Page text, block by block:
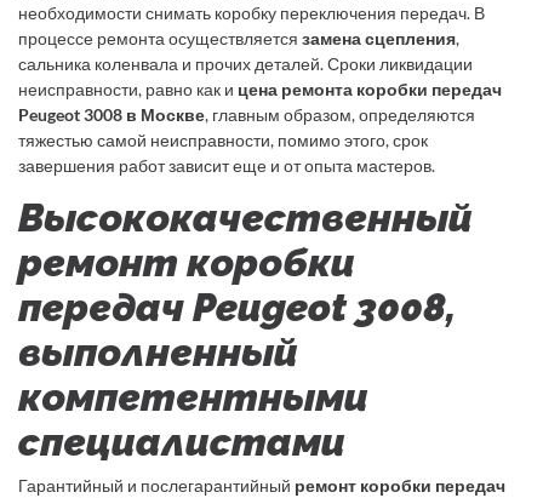
необходимости снимать коробку переключения передач. В
процессе ремонта осуществляется замена сцепления,
сальника коленвала и прочих деталей. Сроки ликвидации
неисправности, равно как и цена ремонта коробки передач
Peugeot 3008 в Москве, главным образом, определяются
тяжестью самой неисправности, помимо этого, срок
завершения работ зависит еще и от опыта мастеров.
Высококачественный
ремонт коробки
передач Peugeot 3008,
выполненный
компетентными
специалистами
Гарантийный и послегарантийный ремонт коробки передач